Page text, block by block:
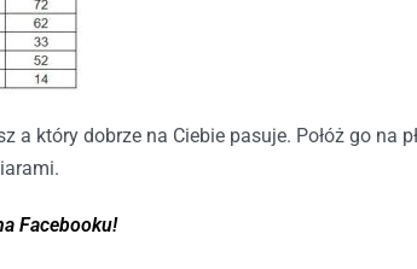
a który dobrze na Ciebie pasuje. Połóż go na
Facebooku!